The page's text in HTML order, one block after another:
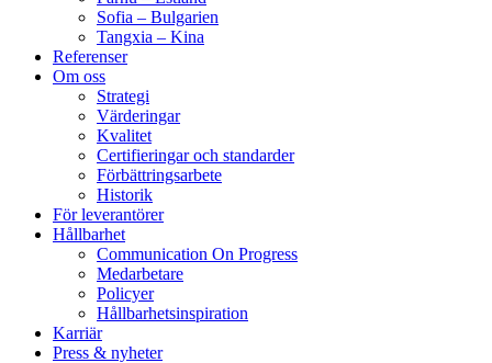
Sofia – Bulgarien
Tangxia – Kina
Referenser
Om oss
Strategi
Värderingar
Kvalitet
Certifieringar och standarder
Förbättringsarbete
Historik
För leverantörer
Hållbarhet
Communication On Progress
Medarbetare
Policyer
Hållbarhetsinspiration
Karriär
Press & nyheter